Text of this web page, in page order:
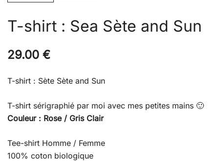
T-shirt : Sea Sète and Sun
29.00 €
T-shirt : Sète Sète and Sun
T-shirt sérigraphié par moi avec mes petites mains 🙂
Couleur : Rose / Gris Clair
Tee-shirt Homme / Femme
100% coton biologique